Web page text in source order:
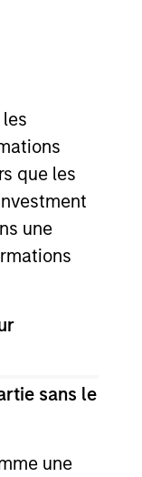
que les
une
sans le
une